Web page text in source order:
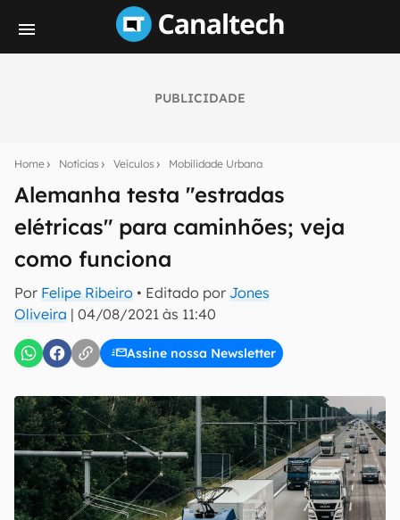
PUBLICIDADE
Home Notícias Veículos Mobilidade Urbana
Alemanha testa "estradas
elétricas" para caminhões; veja
como funciona
Por Felipe Ribeiro • Editado por Jones
Oliveira | 04/08/2021 às 11:40
Assine nossa Newsletter
notícias e reviews sobre tecnologia em primeira
E-mail
inscreva-se
Confirmo que li, aceito e concordo com os Termos de
Uso e Política de Privacidade do Canaltech.